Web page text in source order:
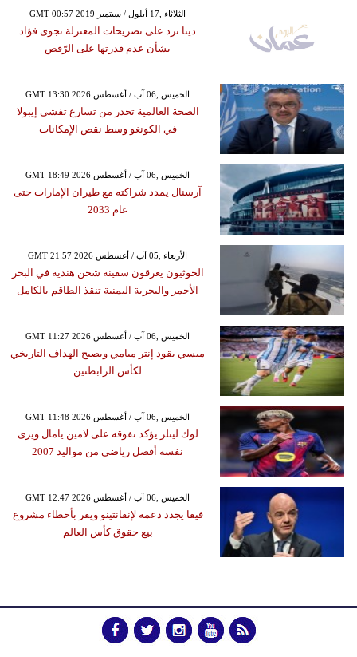
GMT 00:57 2019 الثلاثاء ,17 أيلول / سبتمبر
دينا ترد على تصريحات المعتزلة نجوى فؤاد
بشأن عدم قدرتها على الرّقص
GMT 13:30 2026 الخميس ,06 آب / أغسطس
الصحة العالمية تحذر من تسارع تفشي إيبولا
في الكونغو وسط نقص الإمكانات
GMT 18:49 2026 الخميس ,06 آب / أغسطس
آرسنال يمدد شراكته مع طيران الإمارات حتى
عام 2033
GMT 21:57 2026 الأربعاء ,05 آب / أغسطس
الحوثيون يغرقون سفينة شحن هندية في البحر
الأحمر والبحرية اليمنية تنقذ الطاقم بالكامل
GMT 11:27 2026 الخميس ,06 آب / أغسطس
ميسي يقود إنتر ميامي ويصبح الهداف التاريخي
لكأس الرابطتين
GMT 11:48 2026 الخميس ,06 آب / أغسطس
لوك ليتلر يؤكد تفوقه على لامين يامال ويرى
نفسه أفضل رياضي من مواليد 2007
GMT 12:47 2026 الخميس ,06 آب / أغسطس
فيفا يجدد دعمه لإنفانتينو ويقر بأخطاء مشروع
بيع حقوق كأس العالم